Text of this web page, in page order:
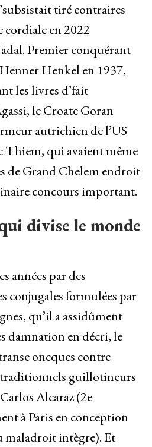
tiré contraires
cordiale en 2022
Premier conquérant
Henkel en 1937,
les livres d’fait
le Croate Goran
autrichien de l’US
qui avaient même
de Grand Chelem endroit
concours important.
divise le monde
années par des
conjugales formulées par
qu’il a assidûment
damnation en décri, le
oncques contre
guillotineurs
Alcaraz (2e
à Paris en conception
maladroit intègre). Et